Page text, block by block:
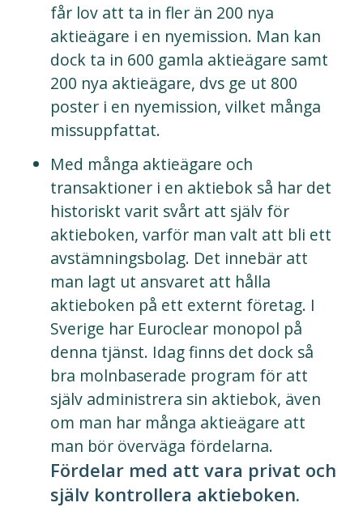
får lov att ta in fler än 200 nya
aktieägare i en nyemission. Man kan
dock ta in 600 gamla aktieägare samt
200 nya aktieägare, dvs ge ut 800
poster i en nyemission, vilket många
missuppfattat.
Med många aktieägare och
transaktioner i en aktiebok så har det
historiskt varit svårt att själv för
aktieboken, varför man valt att bli ett
avstämningsbolag. Det innebär att
man lagt ut ansvaret att hålla
aktieboken på ett externt företag. I
Sverige har Euroclear monopol på
denna tjänst. Idag finns det dock så
bra molnbaserade program för att
själv administrera sin aktiebok, även
om man har många aktieägare att
man bör överväga fördelarna.
Fördelar med att vara privat och
själv kontrollera aktieboken.